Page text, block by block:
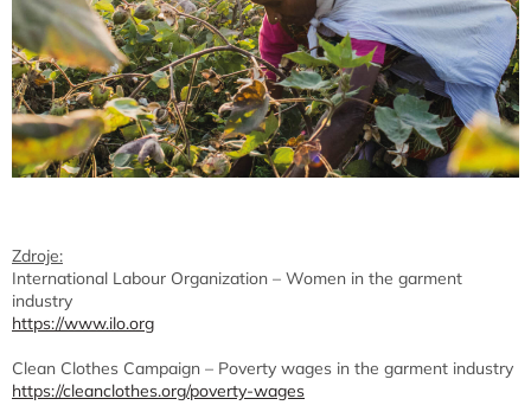
Zdroje:
International Labour Organization – Women in the garment
industry
https://www.ilo.org
Clean Clothes Campaign – Poverty wages in the garment industry
https://cleanclothes.org/poverty-wages